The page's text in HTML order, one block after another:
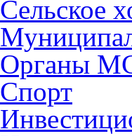
Сельское
Органы
Спорт